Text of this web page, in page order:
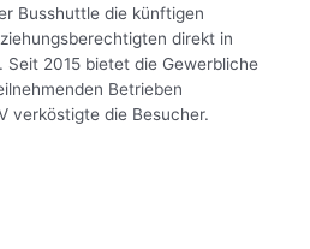
Busshuttle die künftigen
direkt in
Seit 2015 bietet die Gewerbliche
Betrieben
verköstigte die Besucher.